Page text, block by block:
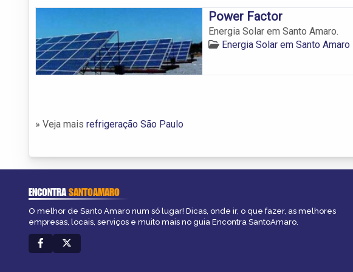
Power Factor
Energia Solar em Santo Amaro.
Energia Solar em Santo Amaro
» Veja mais refrigeração São Paulo
ENCONTRASANTOAMARO
O melhor de Santo Amaro num só lugar! Dicas, onde ir, o que fazer, as melhores
empresas, locais, serviços e muito mais no guia Encontra SantoAmaro.